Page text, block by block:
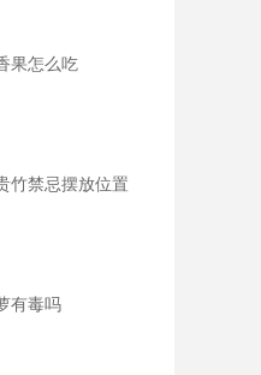
果怎么吃
竹禁忌摆放位置
有毒吗